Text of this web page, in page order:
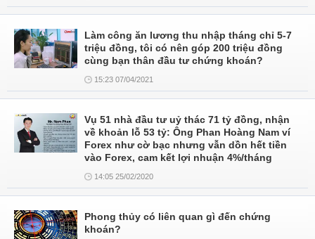
Làm công ăn lương thu nhập tháng chỉ 5-7
triệu đồng, tôi có nên góp 200 triệu đồng
cùng bạn thân đầu tư chứng khoán?
15:23 07/04/2021
Vụ 51 nhà đầu tư uỷ thác 71 tỷ đồng, nhận
về khoản lỗ 53 tỷ: Ông Phan Hoàng Nam ví
Forex như cờ bạc nhưng vẫn dồn hết tiền
vào Forex, cam kết lợi nhuận 4%/tháng
14:05 25/02/2020
Phong thủy có liên quan gì đến chứng
khoán?